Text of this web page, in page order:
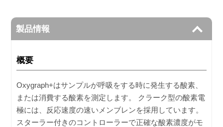
製品情報
概要
Oxygraph+はサンプルが呼吸をする時に発生する酸素、
または消費する酸素を測定します。 クラーク型の酸素電
極には、反応速度の速いメンブレンを採用しています。
スターラー付きのコントローラーで正確な酸素濃度がモ